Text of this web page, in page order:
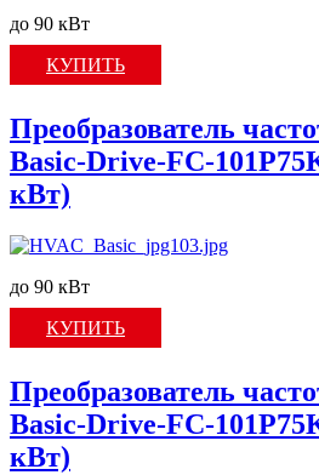
до 90 кВт
КУПИТЬ
Преобразователь
Basic-Drive-FC-
кВт)
до 90 кВт
КУПИТЬ
Преобразователь
Basic-Drive-FC-
кВт)